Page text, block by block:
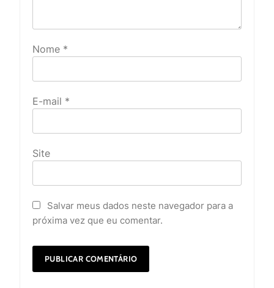
Nome *
E-mail *
Site
Salvar meus dados neste navegador para a
próxima vez que eu comentar.